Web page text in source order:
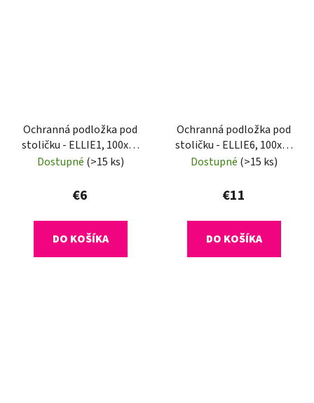
Ochranná podložka pod
stoličku - ELLIE1, 100x70
cm, 0,5 mm
Dostupné (>15 ks)
€6
DO KOŠÍKA
Ochranná podložka pod
stoličku - ELLIE6, 100x70
cm, 0,8 mm
Dostupné (>15 ks)
€11
DO KOŠÍKA